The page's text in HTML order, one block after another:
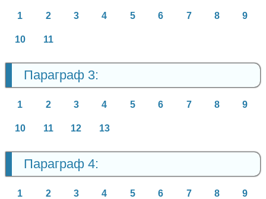
1 2 3 4 5 6 7 8 9
10 11
Параграф 3:
1 2 3 4 5 6 7 8 9
10 11 12 13
Параграф 4:
1 2 3 4 5 6 7 8 9